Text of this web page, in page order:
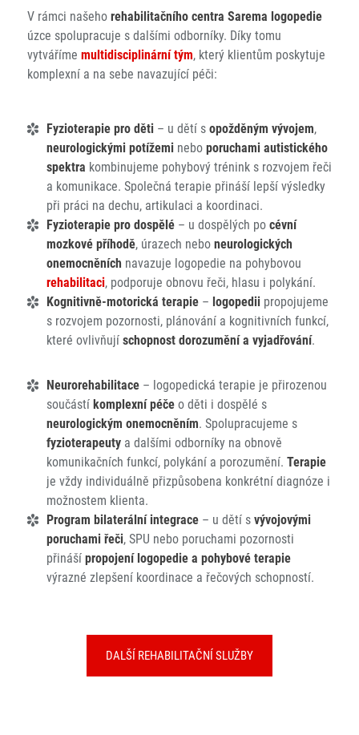
V rámci našeho rehabilitačního centra Sarema logopedie
úzce spolupracuje s dalšími odborníky. Díky tomu
vytváříme multidisciplinární tým, který klientům poskytuje
komplexní a na sebe navazující péči:
Fyzioterapie pro děti – u dětí s opožděným vývojem,
neurologickými potížeminebo poruchami autistického
spektra kombinujeme pohybový trénink s rozvojem řeči
a komunikace. Společná terapie přináší lepší výsledky
při práci na dechu, artikulaci a koordinaci.
Fyzioterapie pro dospělé – u dospělých po cévní
mozkové příhodě, úrazech nebo neurologických
onemocněních navazuje logopedie na pohybovou
rehabilitaci, podporuje obnovu řeči, hlasu i polykání.
Kognitivně-motorická terapie – logopediipropojujeme
s rozvojem pozornosti, plánování a kognitivních funkcí,
které ovlivňují schopnost dorozumění a vyjadřování.
Neurorehabilitace – logopedická terapie je přirozenou
součástí komplexní péčeo děti i dospělé s
neurologickým onemocněním. Spolupracujeme s
fyzioterapeutya dalšími odborníky na obnově
komunikačních funkcí, polykání a porozumění. Terapie
je vždy individuálně přizpůsobena konkrétní diagnóze i
možnostem klienta.
Program bilaterální integrace – u dětí s vývojovými
poruchami řeči, SPU nebo poruchami pozornosti
přináší propojení logopedie a pohybové terapie
výrazné zlepšení koordinace a řečových schopností.
DALŠÍ REHABILITAČNÍ SLUŽBY